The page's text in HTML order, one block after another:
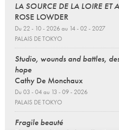
LA SOURCE DE LA LOIRE ET
ROSE LOWDER
Du 22 - 10 - 2026 au 14 - 02 - 2027
PALAIS DE TOKYO
Studio, wounds and battles,
hope
Cathy De Monchaux
Du 03 - 04 au 13 - 09 - 2026
PALAIS DE TOKYO
Fragile beauté